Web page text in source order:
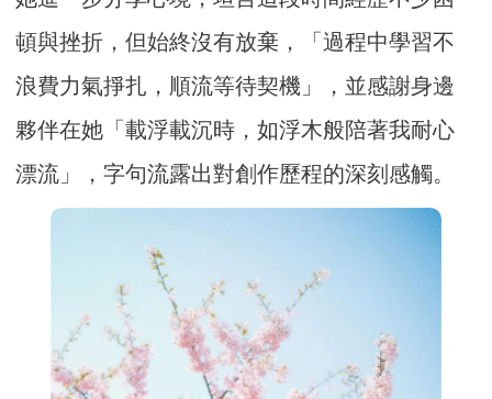
頓與挫折，但始終沒有放棄，「過程中學習不
浪費力氣掙扎，順流等待契機」，並感謝身邊
夥伴在她「載浮載沉時，如浮木般陪著我耐心
漂流」，字句流露出對創作歷程的深刻感觸。